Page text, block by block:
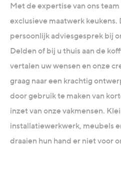
Met de expertise van ons
exclusieve maatwerk keukens.
persoonlijk adviesgesprek bij
Delden of bij u thuis aan de
vertalen uw wensen en onze
graag naar een krachtig
door gebruik te maken van
inzet van onze vakmensen.
installatiewerkwerk, meubels
draaien hun hand er niet voor